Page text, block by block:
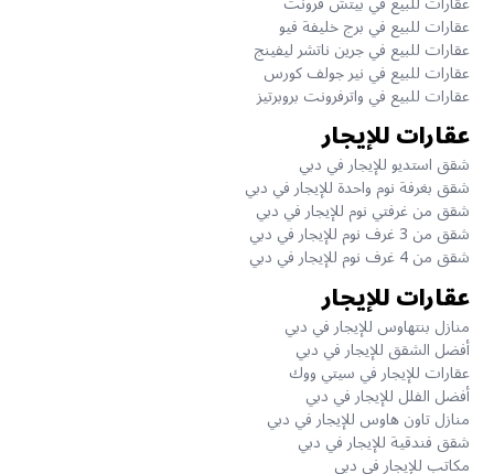
عقارات للبيع في برج خليفة فيو
عقارات للبيع في جرين ناتشر ليفينج
عقارات للبيع في نير جولف كورس
عقارات للبيع في واترفرونت بروبرتيز
عقارات للإيجار
شقق استديو للإيجار في دبي
شقق بغرفة نوم واحدة للإيجار في دبي
شقق من غرفتي نوم للإيجار في دبي
شقق من 3 غرف نوم للإيجار في دبي
شقق من 4 غرف نوم للإيجار في دبي
عقارات للإيجار
منازل بنتهاوس للإيجار في دبي
أفضل الشقق للإيجار في دبي
عقارات للإيجار في سيتي ووك
أفضل الفلل للإيجار في دبي
منازل تاون هاوس للإيجار في دبي
شقق فندقية للإيجار في دبي
مكاتب للإيجار في دبي